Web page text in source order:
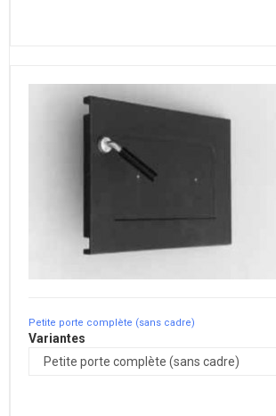
Petite porte complète (sans cadre)
Variantes